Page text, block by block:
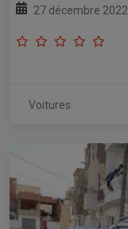
27 décembre 2022
Voitures